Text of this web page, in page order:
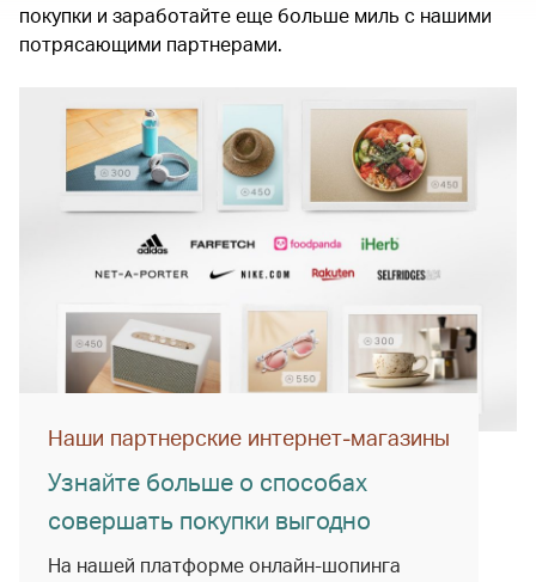
покупки и заработайте еще больше миль с нашими
потрясающими партнерами.
Наши партнерские интернет-магазины
Узнайте больше о способах
совершать покупки выгодно
На нашей платформе онлайн-шопинга